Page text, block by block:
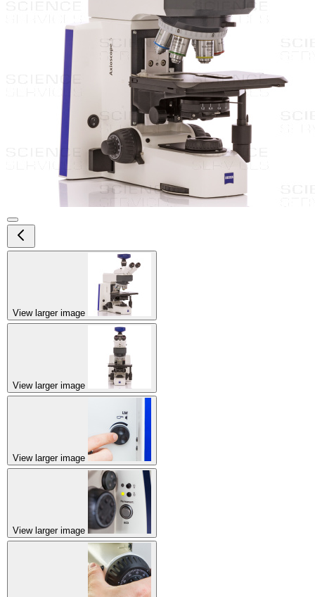
View larger image
View larger image
View larger image
View larger image